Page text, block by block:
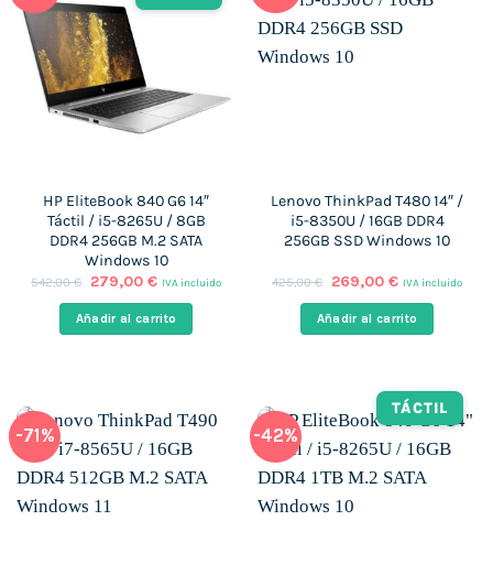
HP EliteBook 840 G6 14″
Táctil / i5-8265U / 8GB
DDR4 256GB M.2 SATA
Windows 10
542,00€
El
original
era:
279,00 €El
actual
es:
IVA incluido
Añadir al carrito
Lenovo ThinkPad T480 14″ /
i5-8350U / 16GB DDR4
256GB SSD Windows 10
425,00€
El
original
era:
269,00 €El
actual
es:
IVA incluido
Añadir al carrito
-71% -42%
TÁCTIL